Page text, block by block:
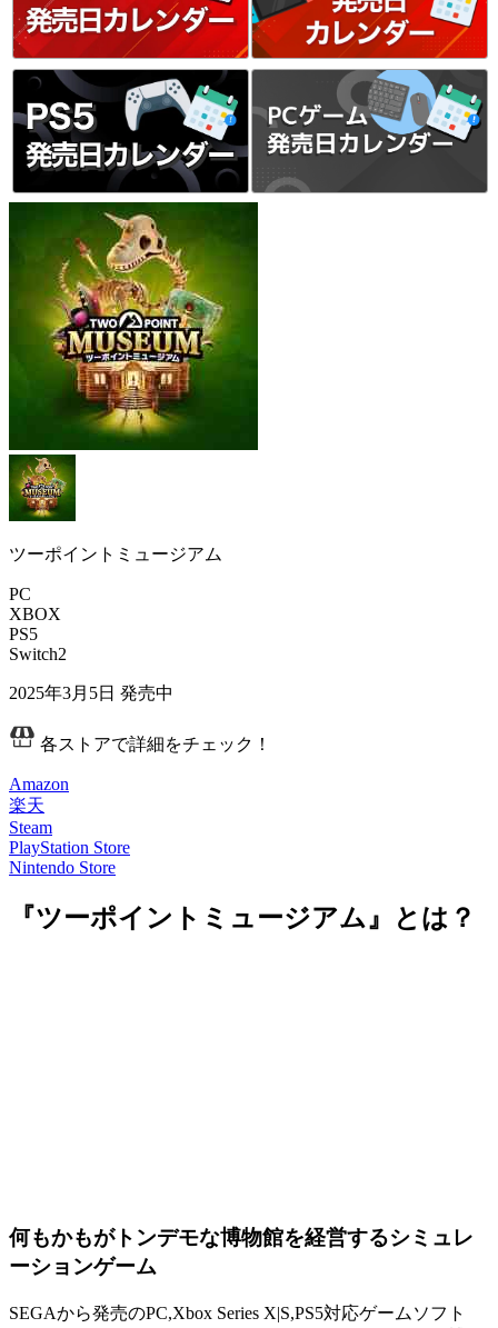
ツーポイントミュージアム
PC
XBOX
PS5
Switch2
2025年3月5日 発売中
各ストアで詳細をチェック！
Amazon
楽天
Steam
PlayStation Store
Nintendo Store
『ツーポイントミュージアム』とは？
何もかもがトンデモな博物館を経営するシミュレ
ーションゲーム
SEGAから発売のPC,Xbox Series X|S,PS5対応ゲームソフト